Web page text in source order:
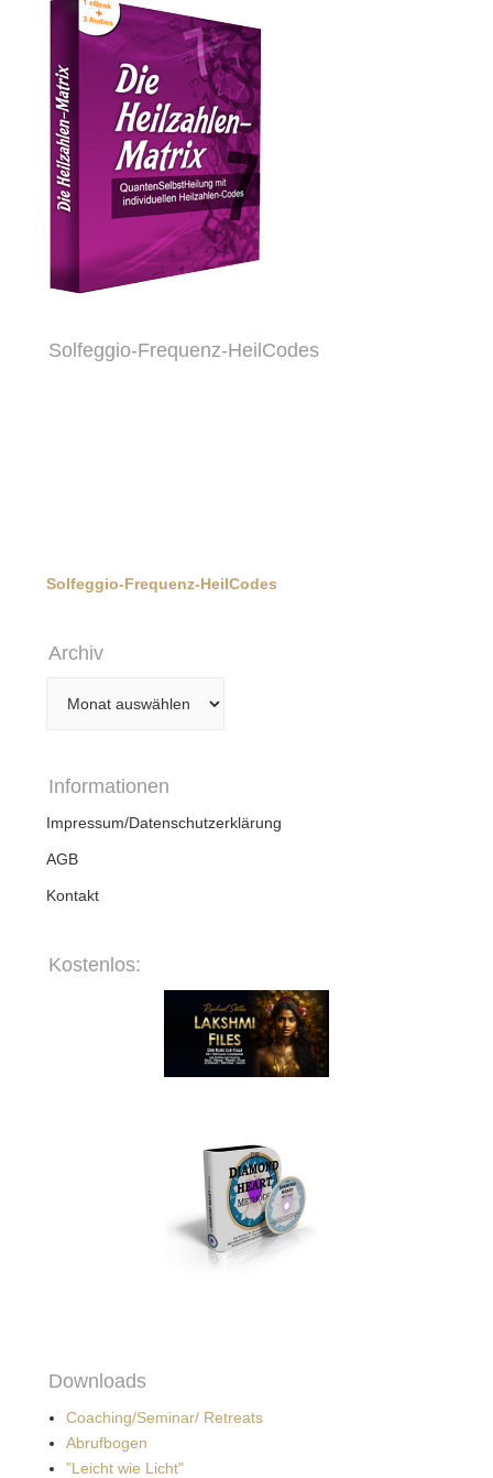
Solfeggio-Frequenz-HeilCodes
Solfeggio-Frequenz-HeilCodes
Archiv
Informationen
Impressum/Datenschutzerklärung
AGB
Kontakt
Kostenlos:
Downloads
Coaching/Seminar/ Retreats
Abrufbogen
"Leicht wie Licht"